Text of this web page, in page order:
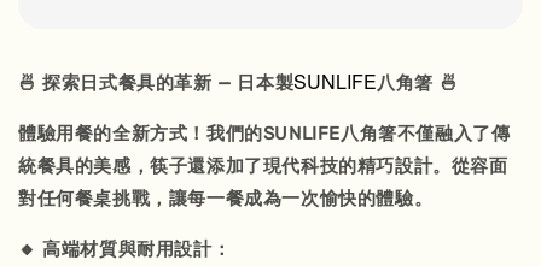
🍜 探索日式餐具的革新 — 日本製SUNLIFE八角箸 🍜
體驗用餐的全新方式！我們的SUNLIFE八角箸不僅融入了傳
統餐具的美感，筷子還添加了現代科技的精巧設計。從容面
對任何餐桌挑戰，讓每一餐成為一次愉快的體驗。
🔸 高端材質與耐用設計：